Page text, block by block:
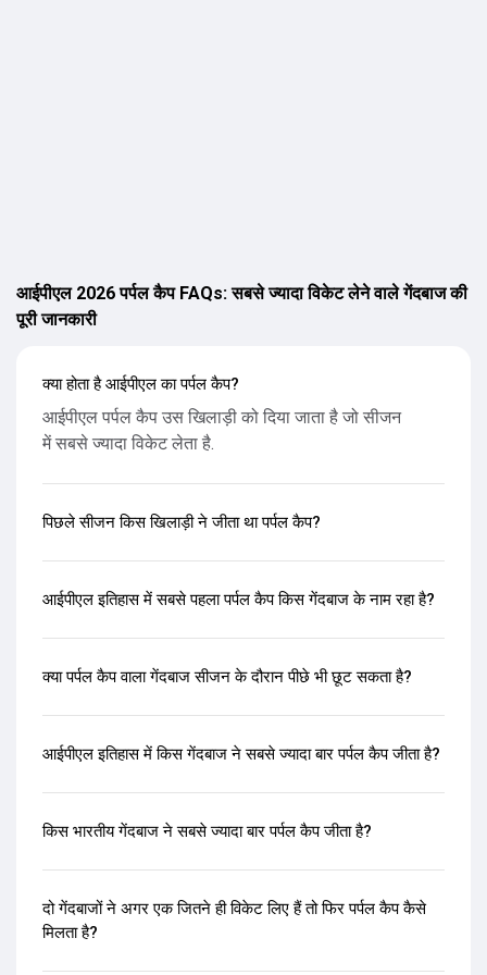
आईपीएल 2026 पर्पल कैप FAQs: सबसे ज्यादा विकेट लेने वाले गेंदबाज की
पूरी जानकारी
क्या होता है आईपीएल का पर्पल कैप?
आईपीएल पर्पल कैप उस खिलाड़ी को दिया जाता है जो सीजन
में सबसे ज्यादा विकेट लेता है.
पिछले सीजन किस खिलाड़ी ने जीता था पर्पल कैप?
आईपीएल इतिहास में सबसे पहला पर्पल कैप किस गेंदबाज के नाम रहा है?
क्या पर्पल कैप वाला गेंदबाज सीजन के दौरान पीछे भी छूट सकता है?
आईपीएल इतिहास में किस गेंदबाज ने सबसे ज्यादा बार पर्पल कैप जीता है?
किस भारतीय गेंदबाज ने सबसे ज्यादा बार पर्पल कैप जीता है?
दो गेंदबाजों ने अगर एक जितने ही विकेट लिए हैं तो फिर पर्पल कैप कैसे
मिलता है?